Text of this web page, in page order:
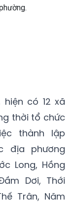
có 12 xã
thời tổ chức
thành lập
địa phương
Long, Hồng
Dơi, Thới
Trân, Năm